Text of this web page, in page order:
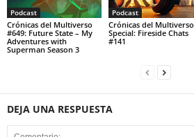
Podcast
Crónicas del Multiverso
#649: Future State – My
Adventures with
Superman Season 3
Podcast
Crónicas del Multiverso
Special: Fireside Chats
#141
DEJA UNA RESPUESTA